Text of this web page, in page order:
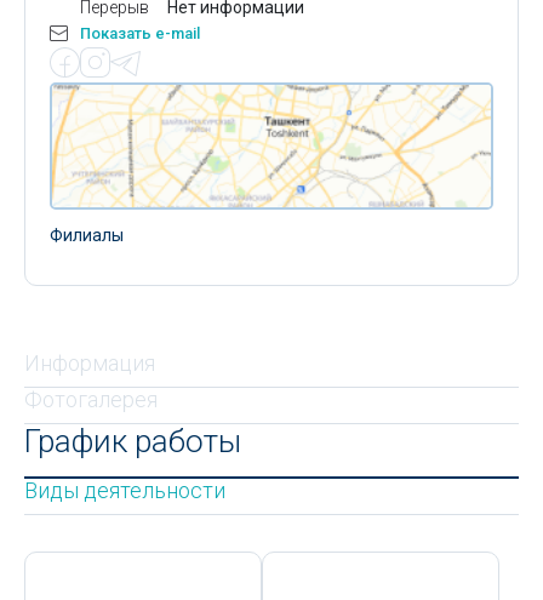
Перерыв
Нет информации
Показать e-mail
Филиалы
Информация
Фотогалерея
График работы
Виды деятельности